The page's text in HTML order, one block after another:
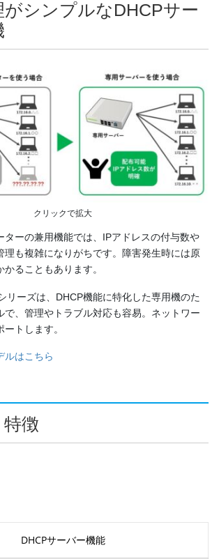
がシンプルなDHCPサー
クリックで拡大
ターの兼用機能では、IPアドレスの付与数や
理も複雑になりがちです。障害発生時には原
ることもあります。
リーズは、DHCP機能に特化した専用機のた
で、管理やトラブル対応も容易。ネットワー
トします。
ルはこちら
徴
DHCPサーバー機能